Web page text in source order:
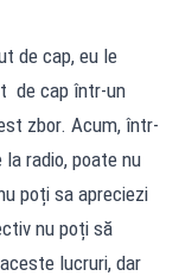
de cap, eu le
de cap într-un
zbor. Acum, într-
la radio, poate nu
poți sa apreciezi
nu poți să
lucruri, dar